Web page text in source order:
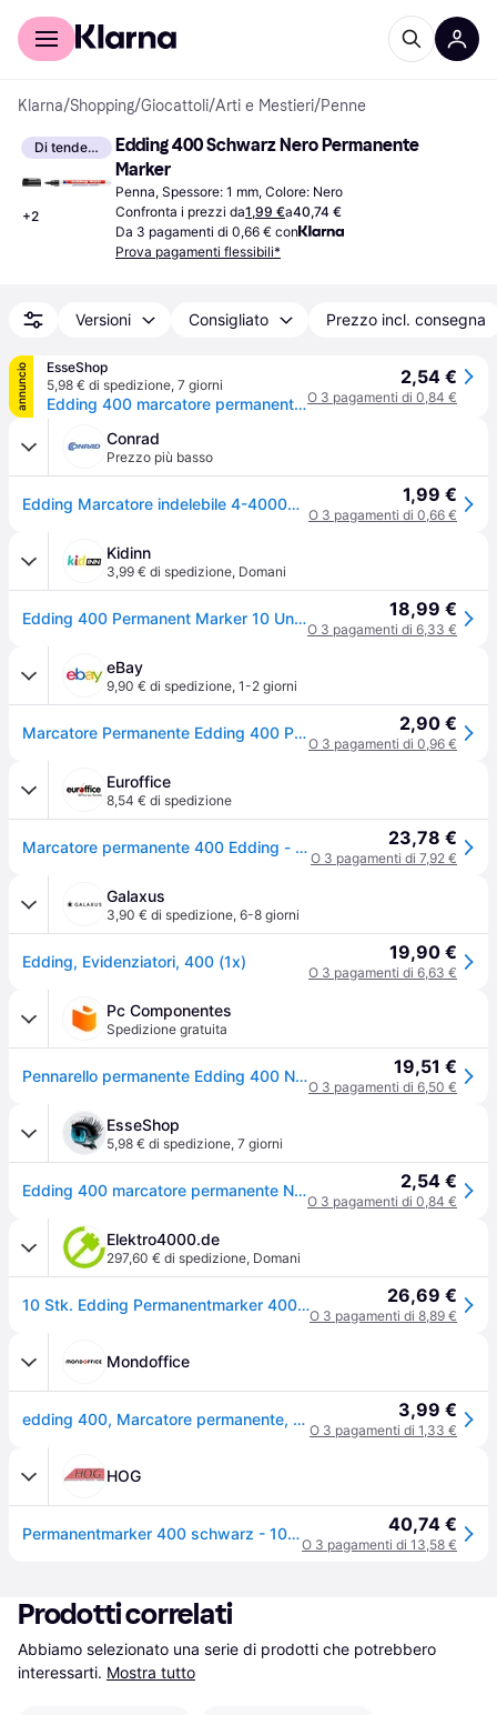
Per il tuo shopping
Klarna/Shopping/Giocattoli/Arti e Mestieri/Penne
Di tendenza
+2
Edding 400 Schwarz Nero Permanente
Marker
Penna, Spessore: 1 mm, Colore: Nero
Confronta i prezzi da1,99 €a40,74 €
Da 3 pagamenti di 0,66 € con
Prova pagamenti flessibili*
Versioni Consigliato Prezzo incl. consegna
annuncio
EsseShop
5,98 € di spedizione, 7 giorni
Edding 400 marcatore permanente Nero 10 pz
2,54 €
O 3 pagamenti di 0,84 €
Conrad
Prezzo più basso
Edding Marcatore indelebile 4-400001 Nero resistente allacqua: Sì 1,99 €
O 3 pagamenti di 0,66 €
Kidinn
3,99 € di spedizione, Domani
Edding 400 Permanent Marker 10 Units Nero Bambini 18,99 €
O 3 pagamenti di 6,33 €
eBay
9,90 € di spedizione, 1-2 giorni
Marcatore Permanente Edding 400 Punta Conica 1 Mm Nero E-400 001 2,90 €
O 3 pagamenti di 0,96 €
Euroffice
8,54 € di spedizione
Marcatore permanente 400 Edding - nero - tonda 1 mm - conf. 10 23,78 €
O 3 pagamenti di 7,92 €
Galaxus
3,90 € di spedizione, 6-8 giorni
Edding, Evidenziatori, 400 (1x) 19,90 €
O 3 pagamenti di 6,63 €
Pc Componentes
Spedizione gratuita
Pennarello permanente Edding 400 Nero Bianco Plastica 1 mm 10 pezzi 19,51 €
O 3 pagamenti di 6,50 €
EsseShop
5,98 € di spedizione, 7 giorni
Edding 400 marcatore permanente Nero 10 pz 2,54 €
O 3 pagamenti di 0,84 €
Elektro4000.de
297,60 € di spedizione, Domani
10 Stk. Edding Permanentmarker 400 schwarz Strich-B.1mm Rundspitze 4-400001 26,69 €
O 3 pagamenti di 8,89 €
Mondoffice
edding 400, Marcatore permanente, Punta tonda, 1 mm, Nero 3,99 €
O 3 pagamenti di 1,33 €
HOG
Permanentmarker 400 schwarz - 10 ST, Strich-B.1mm Rundspitze EDDING 40,74 €
O 3 pagamenti di 13,58 €
Prodotti correlati
Abbiamo selezionato una serie di prodotti che potrebbero
interessarti. Mostra tutto